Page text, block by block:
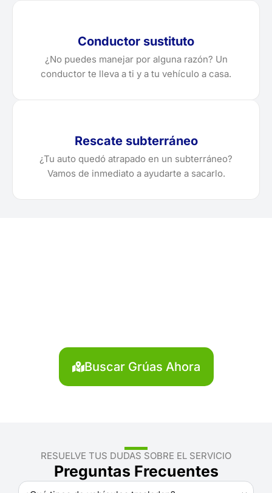
Conductor sustituto
¿No puedes manejar por alguna razón? Un
conductor te lleva a ti y a tu vehículo a casa.
Rescate subterráneo
¿Tu auto quedó atrapado en un subterráneo?
Vamos de inmediato a ayudarte a sacarlo.
Buscar Grúas Ahora
RESUELVE TUS DUDAS SOBRE EL SERVICIO
Preguntas Frecuentes